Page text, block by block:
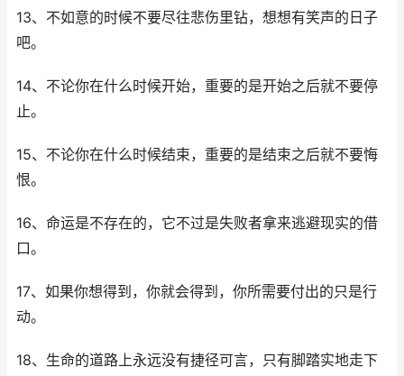
13、不如意的时候不要尽往悲伤里钻，想想有笑声的日子
吧。
14、不论你在什么时候开始，重要的是开始之后就不要停
止。
15、不论你在什么时候结束，重要的是结束之后就不要悔
恨。
16、命运是不存在的，它不过是失败者拿来逃避现实的借
口。
17、如果你想得到，你就会得到，你所需要付出的只是行
动。
18、生命的道路上永远没有捷径可言，只有脚踏实地走下